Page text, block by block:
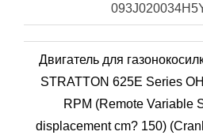
Двигатель для
STRATTON 625E Series
RPM (Remote Variable
displacement cm? 150)